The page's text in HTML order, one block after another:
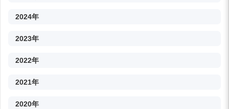
2024年
2023年
2022年
2021年
2020年